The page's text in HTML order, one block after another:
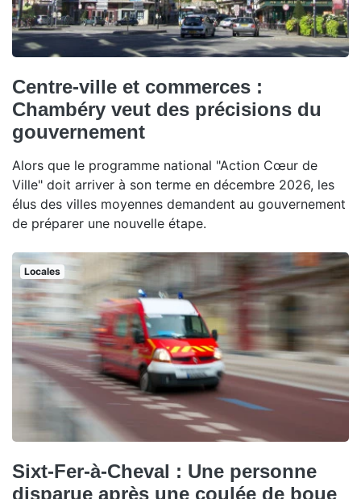
Centre-ville et commerces :
Chambéry veut des précisions du
gouvernement
Alors que le programme national "Action Cœur de
Ville" doit arriver à son terme en décembre 2026, les
élus des villes moyennes demandent au gouvernement
de préparer une nouvelle étape.
Locales
Sixt-Fer-à-Cheval : Une personne
disparue après une coulée de boue